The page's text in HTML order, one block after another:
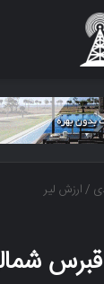
/ارزش لیر
قبرس